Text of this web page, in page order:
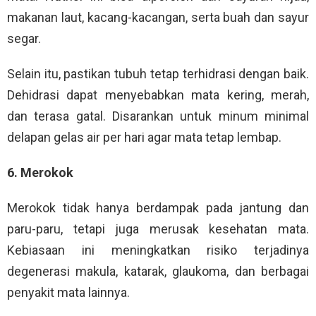
makanan laut, kacang-kacangan, serta buah dan sayur
segar.
Selain itu, pastikan tubuh tetap terhidrasi dengan baik.
Dehidrasi dapat menyebabkan mata kering, merah,
dan terasa gatal. Disarankan untuk minum minimal
delapan gelas air per hari agar mata tetap lembap.
6. Merokok
Merokok tidak hanya berdampak pada jantung dan
paru-paru, tetapi juga merusak kesehatan mata.
Kebiasaan ini meningkatkan risiko terjadinya
degenerasi makula, katarak, glaukoma, dan berbagai
penyakit mata lainnya.